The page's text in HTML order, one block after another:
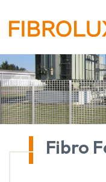
Fibro